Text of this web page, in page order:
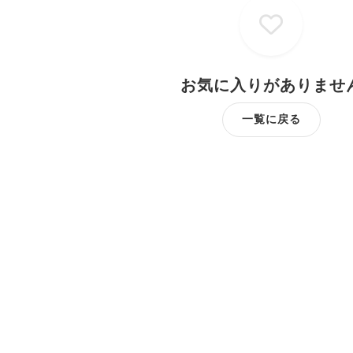
お気に入りがありませ
一覧に戻る